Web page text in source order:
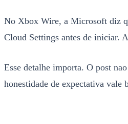
No Xbox Wire, a Microsoft diz
Cloud Settings antes de iniciar.
Esse detalhe importa. O post
honestidade de expectativa vale